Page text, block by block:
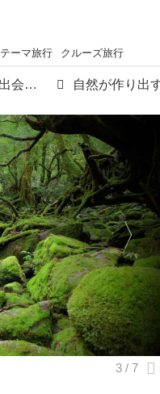
テーマ旅行 クルーズ旅行
憧れの絶景・名峰に「出会う」「感動する」ツアーへ！